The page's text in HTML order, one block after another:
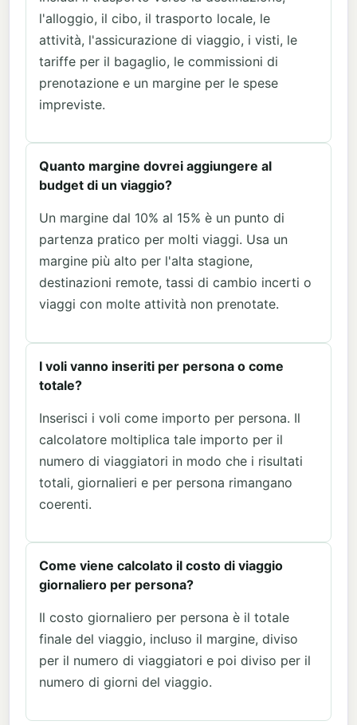
l'alloggio, il cibo, il trasporto locale, le
attività, l'assicurazione di viaggio, i visti, le
tariffe per il bagaglio, le commissioni di
prenotazione e un margine per le spese
impreviste.
Quanto margine dovrei aggiungere al
budget di un viaggio?
Un margine dal 10% al 15% è un punto di
partenza pratico per molti viaggi. Usa un
margine più alto per l'alta stagione,
destinazioni remote, tassi di cambio incerti o
viaggi con molte attività non prenotate.
I voli vanno inseriti per persona o come
totale?
Inserisci i voli come importo per persona. Il
calcolatore moltiplica tale importo per il
numero di viaggiatori in modo che i risultati
totali, giornalieri e per persona rimangano
coerenti.
Come viene calcolato il costo di viaggio
giornaliero per persona?
Il costo giornaliero per persona è il totale
finale del viaggio, incluso il margine, diviso
per il numero di viaggiatori e poi diviso per il
numero di giorni del viaggio.